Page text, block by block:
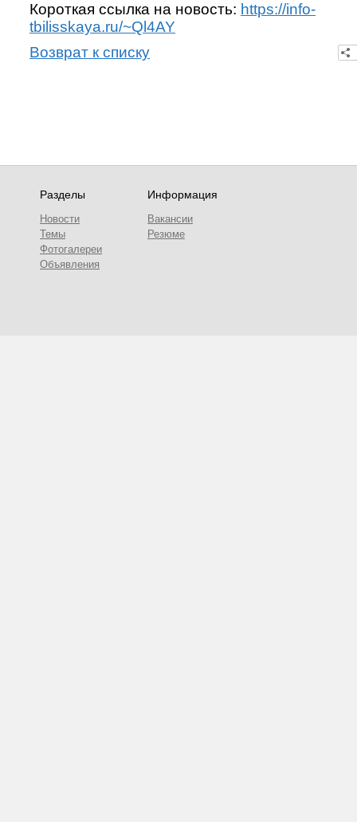
Короткая ссылка на новость: https://info-
tbilisskaya.ru/~Ql4AY
Возврат к списку
Разделы
Новости
Темы
Фотогалереи
Объявления
Информация
Вакансии
Резюме